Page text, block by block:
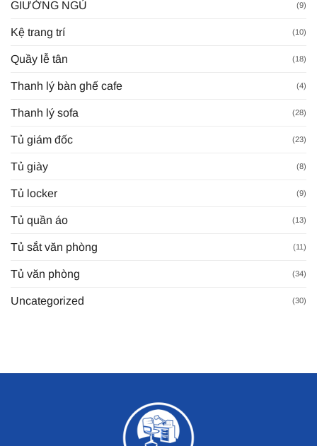
GIƯỜNG NGỦ (9)
Kệ trang trí (10)
Quầy lễ tân (18)
Thanh lý bàn ghế cafe (4)
Thanh lý sofa (28)
Tủ giám đốc (23)
Tủ giày (8)
Tủ locker (9)
Tủ quần áo (13)
Tủ sắt văn phòng (11)
Tủ văn phòng (34)
Uncategorized (30)